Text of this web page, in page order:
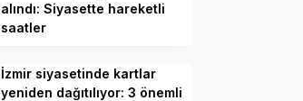
alındı: Siyasette hareketli
saatler
İzmir siyasetinde kartlar
yeniden dağıtılıyor: 3 önemli